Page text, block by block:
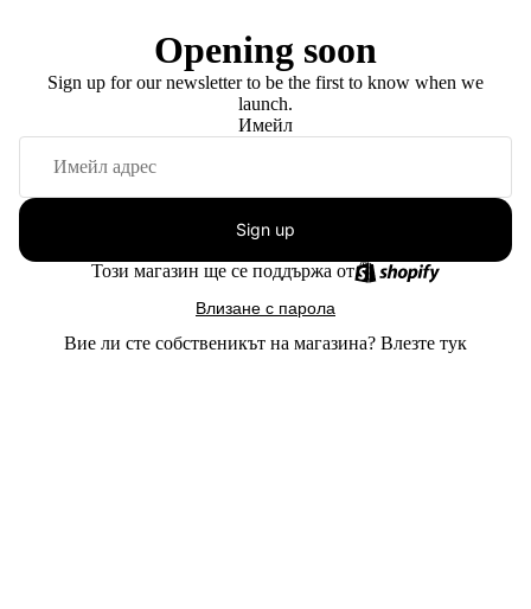
Opening soon
Sign up for our newsletter to be the first to know when we
launch.
Имейл
Sign up
Този магазин ще се поддържа от
Влизане с парола
Вие ли сте собственикът на магазина? Влезте тук